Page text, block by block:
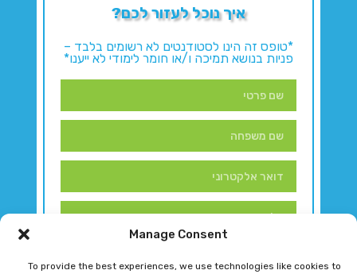
Manage Consent
To provide the best experiences, we use technologies like cookies to
איך נוכל לעזור לכם?
*טופס זה הינו לסטודנטים לא רשומים בלבד –
פניות בנושא תמיכה ו/או חומר לימודי לא ייענו*